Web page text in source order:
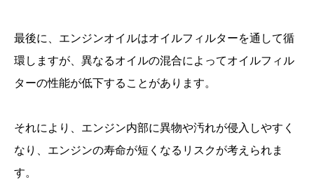
最後に、エンジンオイルはオイルフィルターを通して循
環しますが、異なるオイルの混合によってオイルフィル
ターの性能が低下することがあります。
それにより、エンジン内部に異物や汚れが侵入しやすく
なり、エンジンの寿命が短くなるリスクが考えられま
す。